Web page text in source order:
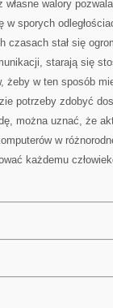
walory
sporych
czasach stał się
starają się
żeby w ten sposób
potrzeby zdobyć
można uznać, że
w
każdemu